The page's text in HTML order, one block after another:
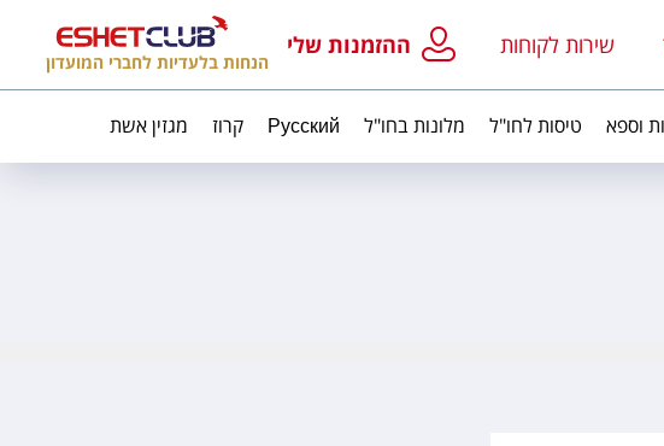
שירות לקוחות ההזמנות שלי
הנחות בלעדיות לחברי המועדון
וספא טיסות לחו"ל מלונות בחו"ל Русский קרוז מגזין אשת